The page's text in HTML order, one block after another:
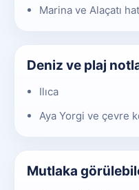
Marina ve Alaçatı
Deniz ve plaj
Ilıca
Aya Yorgi ve çevre
Mutlaka